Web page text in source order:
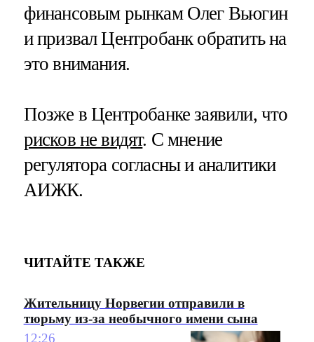
финансовым рынкам Олег Вьюгин
и призвал Центробанк обратить на
это внимания.
Позже в Центробанке заявили, что
рисков не видят. С мнение
регулятора согласны и аналитики
АИЖК.
ЧИТАЙТЕ ТАКЖЕ
Жительницу Норвегии отправили в
тюрьму из-за необычного имени сына
12:26